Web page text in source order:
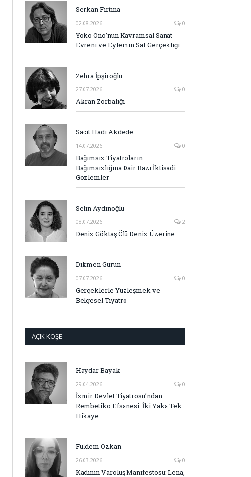
Serkan Fırtına
02.08.2026 0
Yoko Ono’nun Kavramsal Sanat
Evreni ve Eylemin Saf Gerçekliği
Zehra İpşiroğlu
27.07.2026 0
Akran Zorbalığı
Sacit Hadi Akdede
14.07.2026 0
Bağımsız Tiyatroların
Bağımsızlığına Dair Bazı İktisadi
Gözlemler
Selin Aydınoğlu
08.07.2026 2
Deniz Göktaş Ölü Deniz Üzerine
Dikmen Gürün
07.07.2026 0
Gerçeklerle Yüzleşmek ve
Belgesel Tiyatro
AÇIK KÖŞE
Haydar Bayak
29.04.2026 0
İzmir Devlet Tiyatrosu’ndan
Rembetiko Efsanesi: İki Yaka Tek
Hikaye
Fuldem Özkan
26.03.2026 0
Kadının Varoluş Manifestosu: Lena,